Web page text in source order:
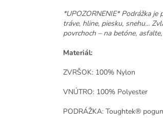
*UPOZORNENIE* Podrážka
tráve, hline, piesku, snehu...
povrchoch – na betóne,
Materiál:
ZVRŠOK: 100% Nylon
VNÚTRO: 100% Polyester
PODRÁŽKA: Toughtek®